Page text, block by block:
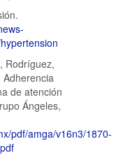
Rodríguez,
de atención
Ángeles,
pdf/amga/v16n3/1870-